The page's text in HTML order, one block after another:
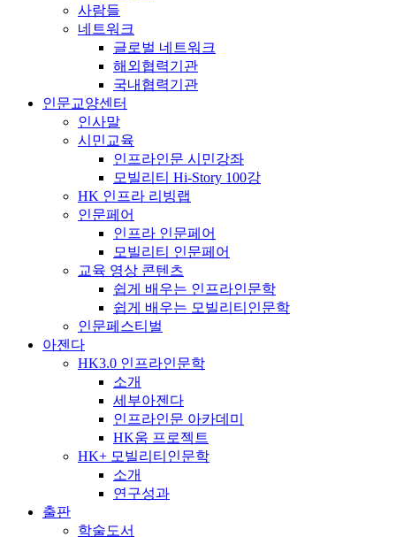
사람들
네트워크
글로벌 네트워크
해외협력기관
국내협력기관
인문교양센터
인사말
시민교육
인프라인문 시민강좌
모빌리티 Hi-Story 100강
HK 인프라 리빙랩
인문페어
인프라 인문페어
모빌리티 인문페어
교육 영상 콘텐츠
쉽게 배우는 인프라인문학
쉽게 배우는 모빌리티인문학
인문페스티벌
아젠다
HK3.0 인프라인문학
소개
세부아젠다
인프라인문 아카데미
HK움 프로젝트
HK+ 모빌리티인문학
소개
연구성과
출판
학술도서